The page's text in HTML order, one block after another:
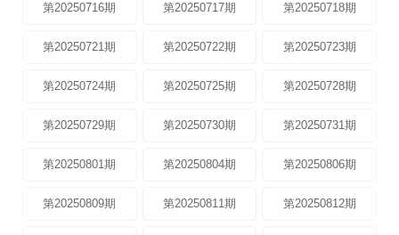
第20250716期 第20250717期 第20250718期
第20250721期 第20250722期 第20250723期
第20250724期 第20250725期 第20250728期
第20250729期 第20250730期 第20250731期
第20250801期 第20250804期 第20250806期
第20250809期 第20250811期 第20250812期